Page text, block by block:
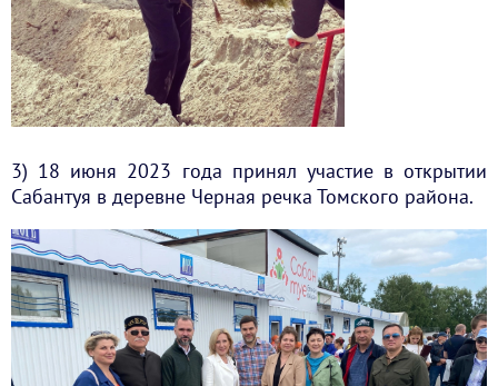
3) 18 июня 2023 года принял участие в открытии
Сабантуя в деревне Черная речка Томского района.